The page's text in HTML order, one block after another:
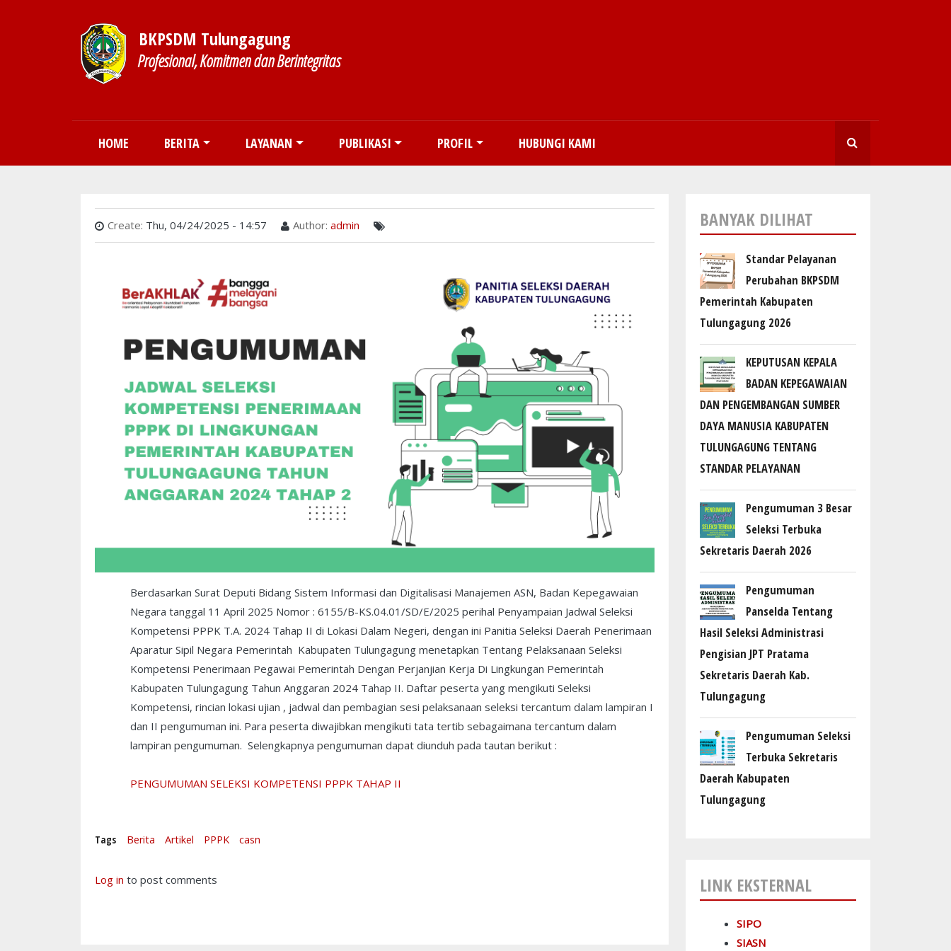
BKPSDM Tulungagung
Profesional, Komitmen dan Berintegritas
HOME BERITA LAYANAN PUBLIKASI PROFIL HUBUNGI KAMI
Create: Thu, 04/24/2025 - 14:57 Author: admin
Berdasarkan Surat Deputi Bidang Sistem Informasi dan Digitalisasi Manajemen ASN, Badan Kepegawaian
Negara tanggal 11 April 2025 Nomor : 6155/B-KS.04.01/SD/E/2025 perihal Penyampaian Jadwal Seleksi
Kompetensi PPPK T.A. 2024 Tahap II di Lokasi Dalam Negeri, dengan ini Panitia Seleksi Daerah Penerimaan
Aparatur Sipil Negara Pemerintah Kabupaten Tulungagung menetapkan Tentang Pelaksanaan Seleksi
Kompetensi Penerimaan Pegawai Pemerintah Dengan Perjanjian Kerja Di Lingkungan Pemerintah
Kabupaten Tulungagung Tahun Anggaran 2024 Tahap II. Daftar peserta yang mengikuti Seleksi
Kompetensi, rincian lokasi ujian , jadwal dan pembagian sesi pelaksanaan seleksi tercantum dalam lampiran I
dan II pengumuman ini. Para peserta diwajibkan mengikuti tata tertib sebagaimana tercantum dalam
lampiran pengumuman. Selengkapnya pengumuman dapat diunduh pada tautan berikut :
PENGUMUMAN SELEKSI KOMPETENSI PPPK TAHAP II
Tags Berita Artikel PPPK casn
Log in to post comments
BANYAK DILIHAT
Standar Pelayanan
Perubahan BKPSDM
Pemerintah Kabupaten
Tulungagung 2026
KEPUTUSAN KEPALA
BADAN KEPEGAWAIAN
DAN PENGEMBANGAN SUMBER
DAYA MANUSIA KABUPATEN
TULUNGAGUNG TENTANG
STANDAR PELAYANAN
Pengumuman 3 Besar
Seleksi Terbuka
Sekretaris Daerah 2026
Pengumuman
Panselda Tentang
Hasil Seleksi Administrasi
Pengisian JPT Pratama
Sekretaris Daerah Kab.
Tulungagung
Pengumuman Seleksi
Terbuka Sekretaris
Daerah Kabupaten
Tulungagung
LINK EKSTERNAL
SIPO
SIASN